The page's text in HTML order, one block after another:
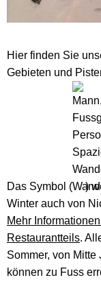
Hier finden Sie
Gebieten und
Das Symbol (
)
Winter auch von
Mehr
Restaurantteils.
Sommer, von Mitte
können zu Fuss